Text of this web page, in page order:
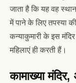
जाता है कि यह वह
में पाने के लिए तपस्या
कन्याकुमारी के इस
महिलाएं ही करती हैं।
कामाख्या